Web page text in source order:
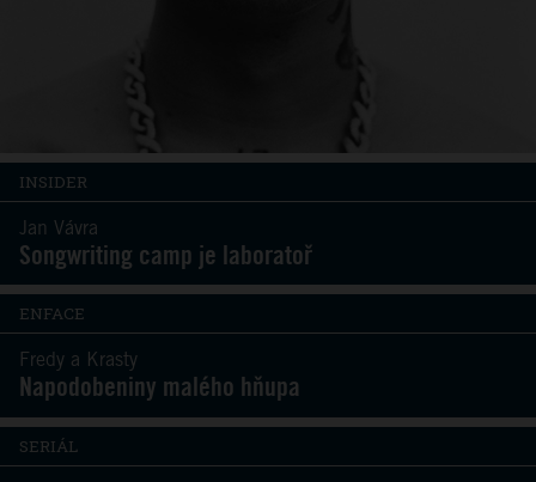
INSIDER
Jan Vávra
Songwriting camp je laboratoř
ENFACE
Fredy a Krasty
Napodobeniny malého hňupa
SERIÁL